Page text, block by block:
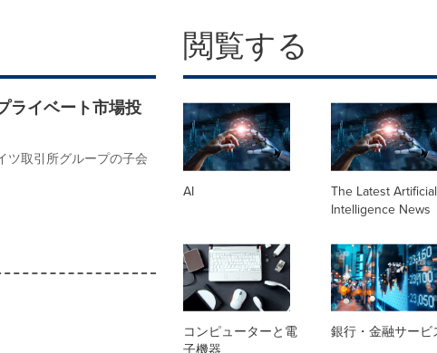
ライベート市場投
ツ取引所グループの子会
閲覧する
AI
The Latest Artificial
Intelligence News
コンピューターと電
銀行・金融サービ